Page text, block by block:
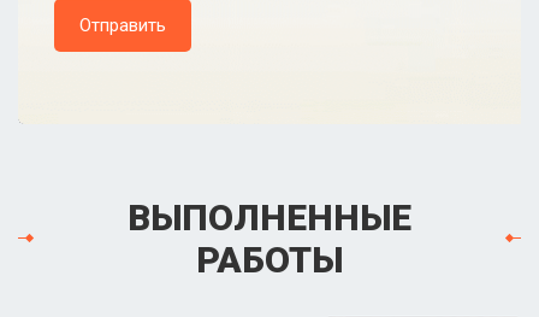
Отправить
ВЫПОЛНЕННЫЕ
РАБОТЫ